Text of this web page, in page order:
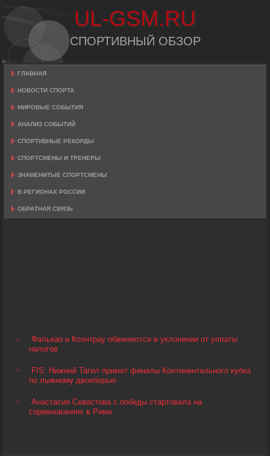
UL-GSM.RU
СПОРТИВНЫЙ ОБЗОР
ГЛАВНАЯ
НОВОСТИ СПОРТА
МИРОВЫЕ СОБЫТИЯ
АНАЛИЗ СОБЫТИЙ
СПОРТИВНЫЕ РЕКОРДЫ
СПОРТСМЕНЫ И ТРЕНЕРЫ
ЗНАМЕНИТЫЕ СПОРТСМЕНЫ
В РЕГИОНАХ РОССИИ
ОБРАТНАЯ СВЯЗЬ
Фалькао и Коэнтрау обвиняются в уклонении от уплаты
налогов
FIS: Нижний Тагил примет финалы Континентального кубка
по лыжному двоеборью
Анастасия Севастова с победы стартовала на
соревнованиях в Риме